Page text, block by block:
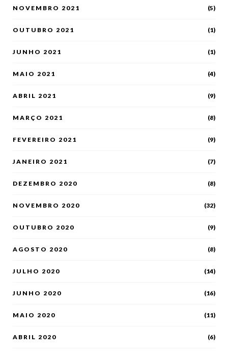
NOVEMBRO 2021 (5)
OUTUBRO 2021 (1)
JUNHO 2021 (1)
MAIO 2021 (4)
ABRIL 2021 (9)
MARÇO 2021 (8)
FEVEREIRO 2021 (9)
JANEIRO 2021 (7)
DEZEMBRO 2020 (8)
NOVEMBRO 2020 (32)
OUTUBRO 2020 (9)
AGOSTO 2020 (8)
JULHO 2020 (14)
JUNHO 2020 (16)
MAIO 2020 (11)
ABRIL 2020 (6)